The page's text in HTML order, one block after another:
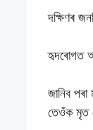
দক্ষিণৰ
হৃদৰোগত
জানিব
তেওঁক মৃত